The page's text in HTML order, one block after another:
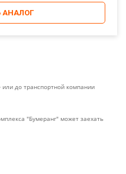
АНАЛОГ
до транспортной компании
"Бумеранг" может заехать